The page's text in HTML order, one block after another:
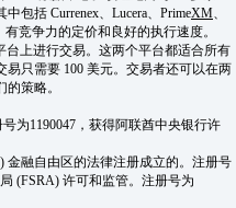
包括 Currenex、Lucera、PrimeXM、
竞争力的定价和良好的执行速度。
台上进行交易。这两个平台都适合所有
只需要 100 美元。交易者还可以在两
策略。
为1190047，获得阿联酋中央银行许
融自由区的法律注册成立的。注册号
(FSRA) 许可和监管。注册号为